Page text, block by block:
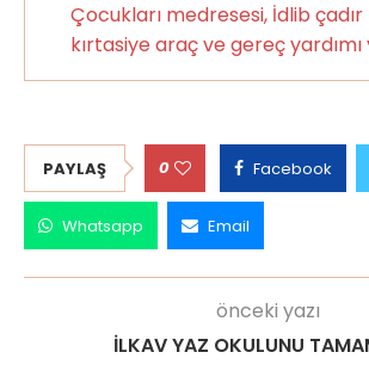
Çocukları medresesi, İdlib
kırtasiye araç ve gereç yardımı
PAYLAŞ 0 Facebook
Whatsapp Email
önceki yazı
İLKAV YAZ OKULUNU